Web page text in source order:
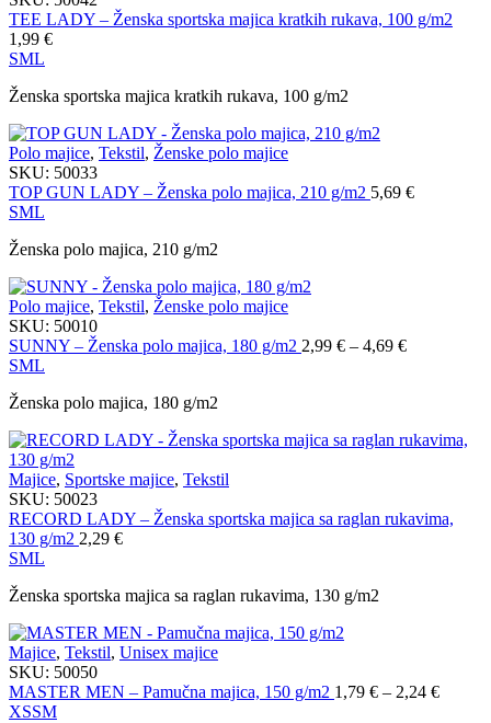
TEE LADY – Ženska sportska majica kratkih rukava, 100 g/m2
1,99 €
SML
Ženska sportska majica kratkih rukava, 100 g/m2
Polo majice, Tekstil, Ženske polo majice
SKU: 50033
TOP GUN LADY – Ženska polo majica, 210 g/m2 5,69 €
SML
Ženska polo majica, 210 g/m2
Polo majice, Tekstil, Ženske polo majice
SKU: 50010
SUNNY – Ženska polo majica, 180 g/m2 2,99 € – 4,69 €Распон
4,69 €
SML
Ženska polo majica, 180 g/m2
Majice, Sportske majice, Tekstil
SKU: 50023
RECORD LADY – Ženska sportska majica sa raglan rukavima,
130 g/m2 2,29 €
SML
Ženska sportska majica sa raglan rukavima, 130 g/m2
Majice, Tekstil, Unisex majice
SKU: 50050
MASTER MEN – Pamučna majica, 150 g/m2 1,79 € – 2,24 €Распон
XSSM